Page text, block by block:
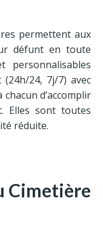
permettent aux
défunt en toute
personnalisables
(24h/24, 7j/7) avec
d’accomplir
Elles sont toutes
réduite.
Cimetière